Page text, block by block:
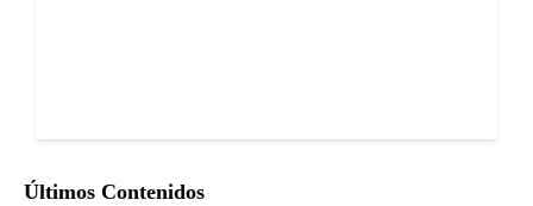
Últimos Contenidos